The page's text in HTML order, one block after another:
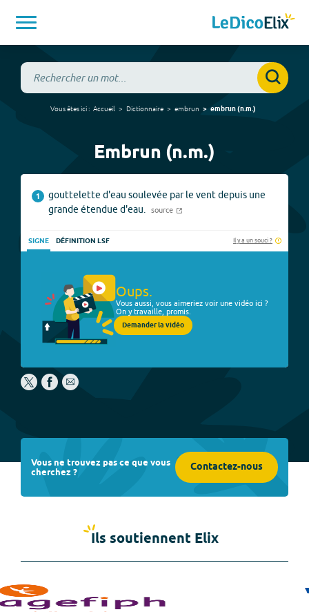
Vous êtes ici : Accueil Dictionnaire embrun embrun(n.m.)
Embrun (n.m.)
1
gouttelette d'eau soulevée par le vent depuis une
grande étendue d'eau.
source
SIGNE DÉFINITION LSF Il y a un souci ?
Oups.
Vous aussi, vous aimeriez voir une vidéo ici ?
On y travaille, promis.
Demander la vidéo
Vous ne trouvez pas ce que vous
cherchez ? Contactez-nous
Ils soutiennent Elix